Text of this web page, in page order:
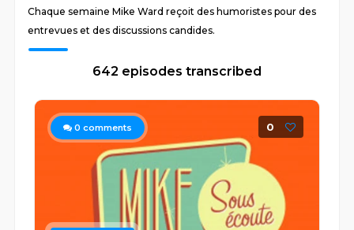
Chaque semaine Mike Ward reçoit des humoristes pour des
entrevues et des discussions candides.
642 episodes transcribed
0 comments 0